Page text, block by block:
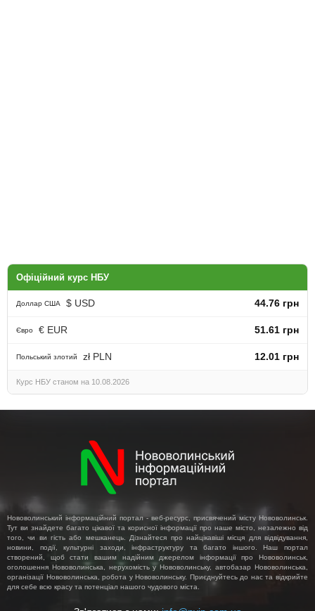
Офіційний курс НБУ
Доллар США $ USD 44.76 грн
Євро € EUR 51.61 грн
Польський злотий zł PLN 12.01 грн
Курс НБУ станом на 10.08.2026
Нововолинський інформаційний портал - веб-ресурс, присвячений місту Нововолинськ.
Тут ви знайдете багато цікавої та корисної інформації про наше місто, незалежно від
того, чи ви гість або мешканець. Дізнайтеся про найцікавіші місця для відвідування,
новини, події, культурні заходи, інфраструктуру та багато іншого. Наш портал
створений, щоб стати вашим надійним джерелом інформації про Нововолинськ,
оголошення Нововолинська, нерухомість у Нововолинську, автобазар Нововолинська,
організації Нововолинська, робота у Нововолинську. Приєднуйтесь до нас та відкрийте
для себе всю красу та потенціал нашого чудового міста.